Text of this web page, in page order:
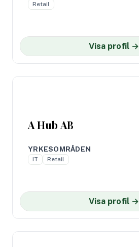
Retail
Visa profil →
A Hub AB
YRKESOMRÅDEN
IT Retail
Visa profil →